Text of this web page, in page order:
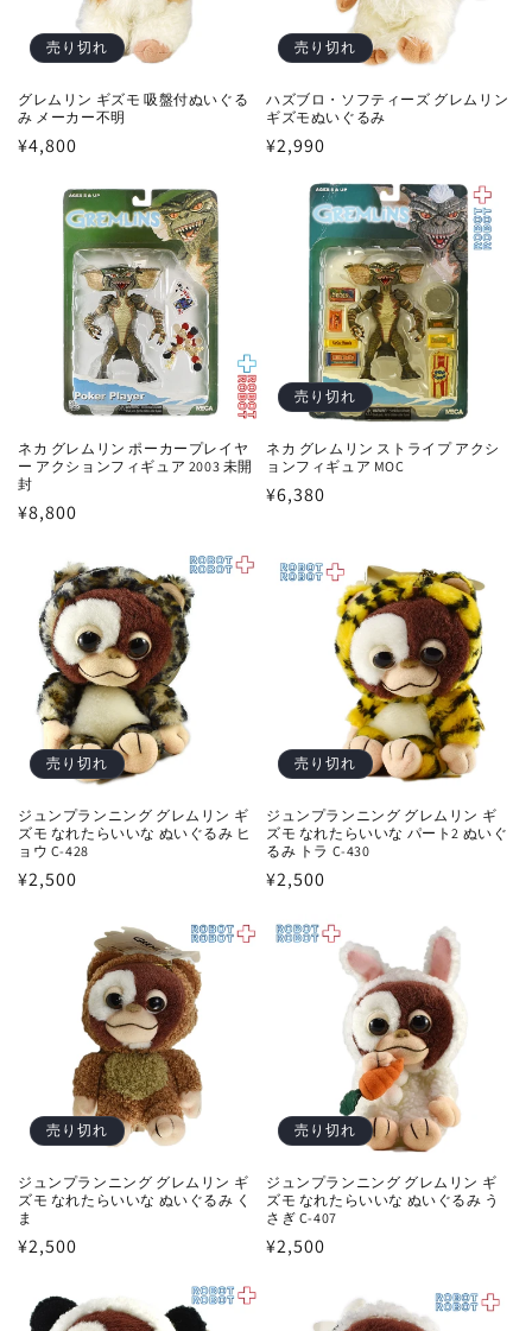
売り切れ
グレムリン ギズモ 吸盤付ぬいぐる
み メーカー不明
通
¥4,800
売り切れ
ハズブロ・ソフティーズ グレムリン
ギズモぬいぐるみ
通
¥2,990
ネカ グレムリン ポーカープレイヤ
ー アクションフィギュア 2003 未開
封
通
¥8,800
売り切れ
ネカ グレムリン ストライプ アクシ
ョンフィギュア MOC
通
格
¥6,380
売り切れ
ジュンプランニング グレムリン ギ
ズモ なれたらいいな ぬいぐるみ ヒ
ョウ C-428
通
¥2,500
売り切れ
ジュンプランニング グレムリン ギ
ズモ なれたらいいな パート2 ぬいぐ
るみ トラ C-430
通
価
¥2,500
売り切れ
ジュンプランニング グレムリン ギ
ズモ なれたらいいな ぬいぐるみ く
ま
通
価
¥2,500
売り切れ
ジュンプランニング グレムリン ギ
ズモ なれたらいいな ぬいぐるみ う
さぎ C-407
通
¥2,500